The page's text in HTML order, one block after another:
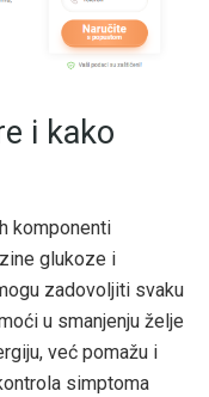
i kako
komponenti
glukoze i
zadovoljiti svaku
u smanjenju želje
već pomažu i
simptoma